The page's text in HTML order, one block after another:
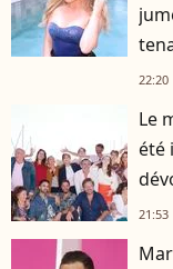
22:20
Le
été
21:53